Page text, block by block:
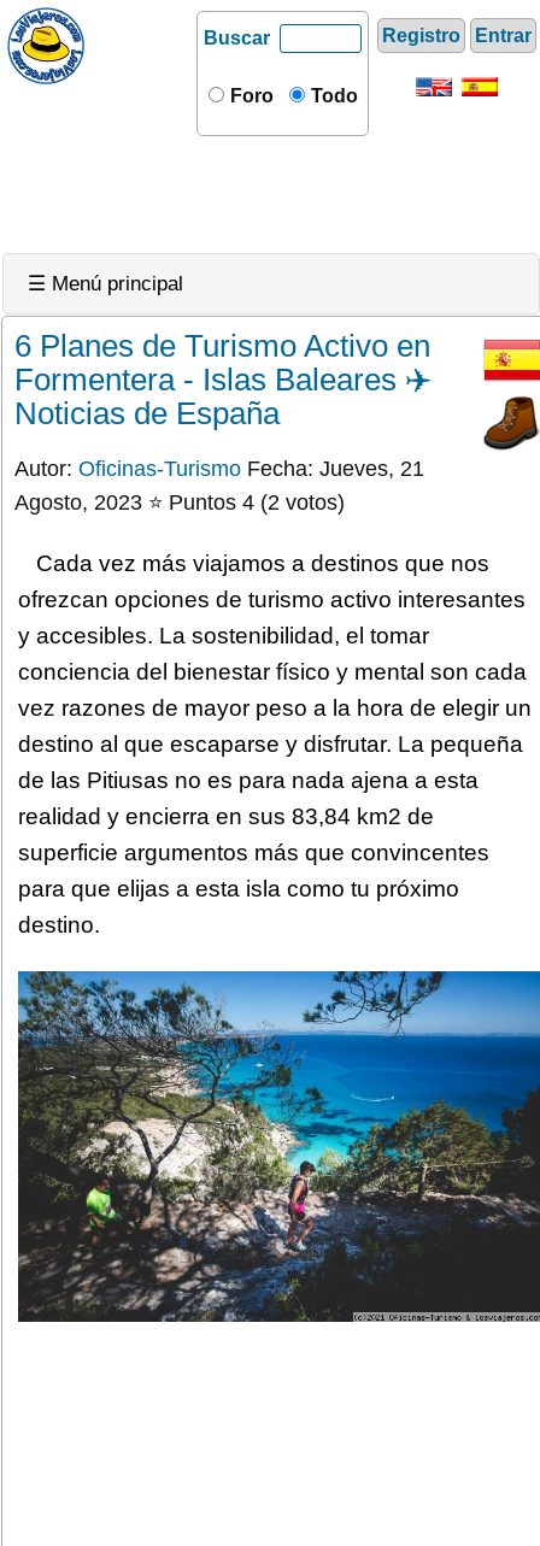
Registro Entrar
Buscar
Foro Todo
☰ Menú principal
6 Planes de Turismo Activo en
Formentera - Islas Baleares ✈️
Noticias de España
Autor: Oficinas-Turismo Fecha: Jueves, 21
Agosto, 2023 ⭐ Puntos 4 (2 votos)
Cada vez más viajamos a destinos que nos
ofrezcan opciones de turismo activo interesantes
y accesibles. La sostenibilidad, el tomar
conciencia del bienestar físico y mental son cada
vez razones de mayor peso a la hora de elegir un
destino al que escaparse y disfrutar. La pequeña
de las Pitiusas no es para nada ajena a esta
realidad y encierra en sus 83,84 km2 de
superficie argumentos más que convincentes
para que elijas a esta isla como tu próximo
destino.